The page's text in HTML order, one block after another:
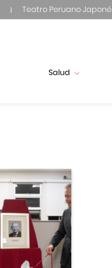
Teatro Peruano
Salud